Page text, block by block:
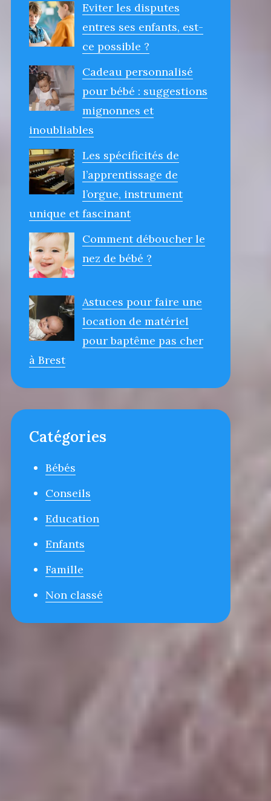
Eviter les disputes
entres ses enfants, est-
ce possible ?
Cadeau personnalisé
pour bébé : suggestions
mignonnes et
inoubliables
Les spécificités de
l’apprentissage de
l’orgue, instrument
unique et fascinant
Comment déboucher le
nez de bébé ?
Astuces pour faire une
location de matériel
pour baptême pas cher
à Brest
Catégories
Bébés
Conseils
Education
Enfants
Famille
Non classé